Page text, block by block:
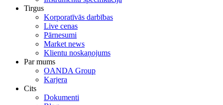
Tirgus
Korporatīvās darbības
Live cenas
Pārnesumi
Market news
Klientu noskaņojums
Par mums
OANDA Group
Karjera
Cits
Dokumenti